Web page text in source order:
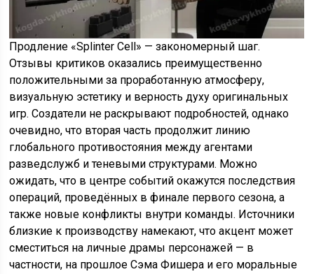
Продление «Splinter Cell» — закономерный шаг.
Отзывы критиков оказались преимущественно
положительными за проработанную атмосферу,
визуальную эстетику и верность духу оригинальных
игр. Создатели не раскрывают подробностей, однако
очевидно, что вторая часть продолжит линию
глобального противостояния между агентами
разведслужб и теневыми структурами. Можно
ожидать, что в центре событий окажутся последствия
операций, проведённых в финале первого сезона, а
также новые конфликты внутри команды. Источники
близкие к производству намекают, что акцент может
сместиться на личные драмы персонажей — в
частности, на прошлое Сэма Фишера и его моральные